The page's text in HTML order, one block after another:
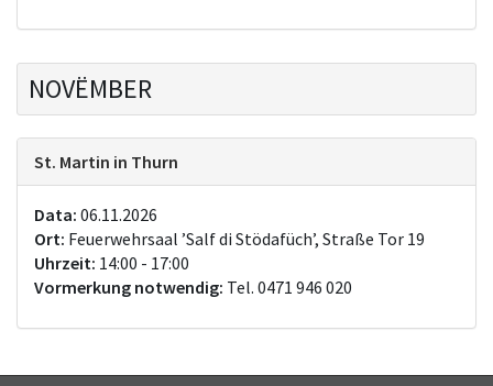
NOVËMBER
St. Martin in Thurn
Data: 06.11.2026
Ort: Feuerwehrsaal ’Salf di Stödafüch’, Straße Tor 19
Uhrzeit: 14:00 - 17:00
Vormerkung notwendig: Tel. 0471 946 020